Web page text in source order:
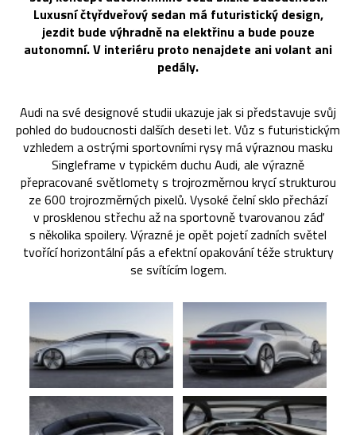
Luxusní čtyřdveřový sedan má futuristický design,
jezdit bude výhradně na elektřinu a bude pouze
autonomní. V interiéru proto nenajdete ani volant ani
pedály.
Audi na své designové studii ukazuje jak si představuje svůj
pohled do budoucnosti dalších deseti let. Vůz s futuristickým
vzhledem a ostrými sportovními rysy má výraznou masku
Singleframe v typickém duchu Audi, ale výrazně
přepracované světlomety s trojrozměrnou krycí strukturou
ze 600 trojrozměrných pixelů. Vysoké čelní sklo přechází
v prosklenou střechu až na sportovně tvarovanou záď
s několika spoilery. Výrazné je opět pojetí zadních světel
tvořící horizontální pás a efektní opakování téže struktury
se svítícím logem.